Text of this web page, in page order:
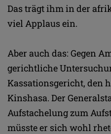
Das trägt ihm in der
viel Applaus ein.
Aber auch das: Gegen
gerichtliche
Kassationsgericht, den
Kinshasa. Der
Aufstachelung zum
müsste er sich wohl